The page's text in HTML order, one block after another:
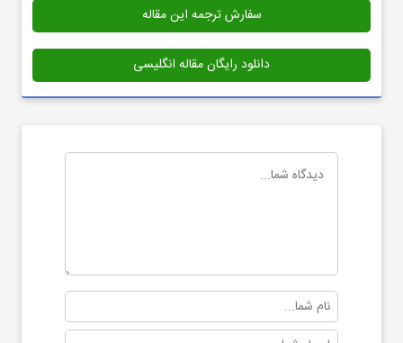
سفارش ترجمه این مقاله
دانلود رایگان مقاله انگلیسی